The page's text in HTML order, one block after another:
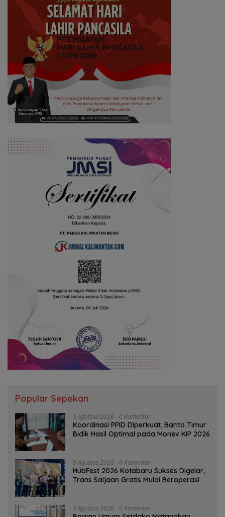
Popular Sepekan
3 Agustus 2026 0 Komentar
Koordinasi PPID Diperkuat, Barito Timur
Bidik Hasil Optimal pada Monev KIP 2026
9 Agustus 2026 0 Komentar
HubFest 2026 Kotabaru Sukses Digelar,
Trans Saijaan Gratis Mulai Beroperasi
3 Agustus 2026 0 Komentar